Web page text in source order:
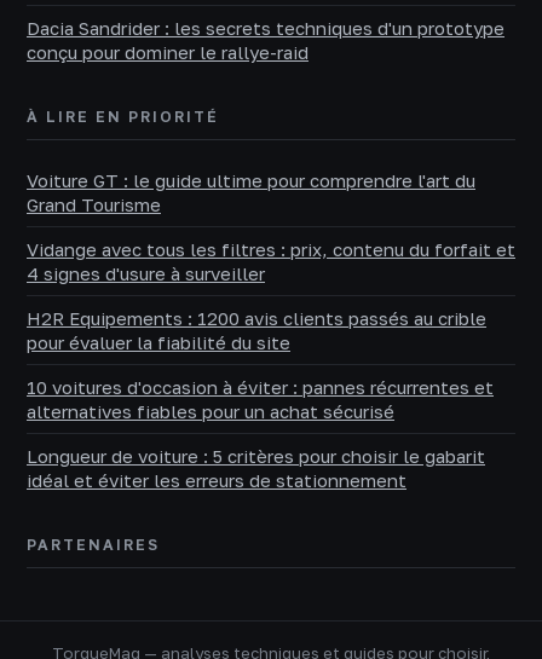
Dacia Sandrider : les secrets techniques d'un prototype
conçu pour dominer le rallye-raid
À LIRE EN PRIORITÉ
Voiture GT : le guide ultime pour comprendre l'art du
Grand Tourisme
Vidange avec tous les filtres : prix, contenu du forfait et
4 signes d'usure à surveiller
H2R Equipements : 1200 avis clients passés au crible
pour évaluer la fiabilité du site
10 voitures d'occasion à éviter : pannes récurrentes et
alternatives fiables pour un achat sécurisé
Longueur de voiture : 5 critères pour choisir le gabarit
idéal et éviter les erreurs de stationnement
PARTENAIRES
TorqueMag — analyses techniques et guides pour choisir,